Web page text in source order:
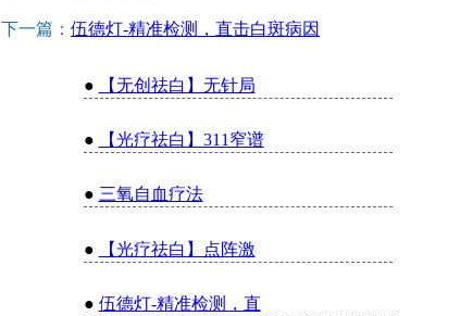
下一篇： 伍德灯-精准检测，直击白斑病因
● 【无创祛白】无针局
● 【光疗祛白】311窄谱
● 三氧自血疗法
● 【光疗祛白】点阵激
● 伍德灯-精准检测，直